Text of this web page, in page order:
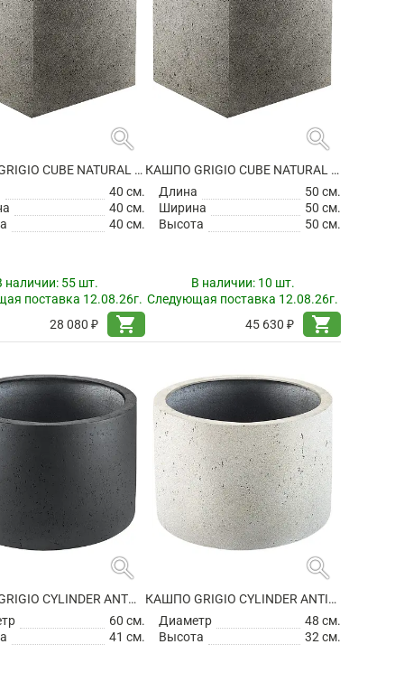
search
КАШПО GRIGIO CUBE NATURAL CONCRETE
40 см.
40 см.
40 см.
наличии: 55 шт.
поставка 12.08.26г.
28 080 ₽
shopping_cart
search
КАШПО GRIGIO CUBE NATURAL CONCRETE
Длина
50 см.
Ширина
50 см.
Высота
50 см.
В наличии: 10 шт.
Следующая поставка 12.08.26г.
45 630 ₽
shopping_cart
search
КАШПО GRIGIO CYLINDER ANTHRACITE
60 см.
41 см.
search
КАШПО GRIGIO CYLINDER ANTIQUE WHITE
Диаметр
48 см.
Высота
32 см.